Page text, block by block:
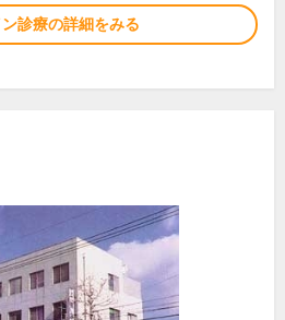
診療の詳細をみる